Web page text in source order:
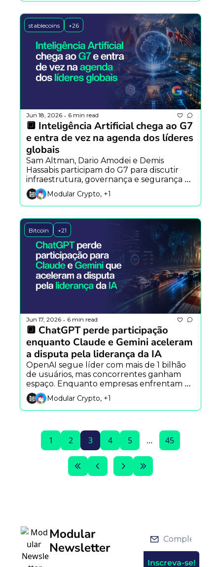
stablecoins +26
Jun 18, 2026 • 6 min read
🔲 Inteligência Artificial chega ao G7
e entra de vez na agenda dos líderes
globais
Sam Altman, Dario Amodei e Demis
Hassabis participam do G7 para discutir
infraestrutura, governança e segurança da
IA, enquanto Nvidia avança em robôs
autônomos e pesquisa mostra crescente
preocupação pública com os impactos da
tecnologia.
Modular Crypto, +1
Bitcoin +21
Jun 17, 2026 • 6 min read
🔲 ChatGPT perde participação
enquanto Claude e Gemini aceleram
a disputa pela liderança da IA
OpenAI segue líder com mais de 1 bilhão
de usuários, mas concorrentes ganham
espaço. Enquanto empresas enfrentam
uma crise de custos com IA e a Alibaba
acelera sua aposta na economia dos robôs.
Modular Crypto, +1
1 2 3 4 5 ... 45
Modular
Newsletter
Inscreva-se!